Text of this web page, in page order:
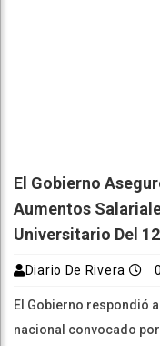
El Gobierno
Aumentos
Universitario Del
Diario De Rivera
El Gobierno respondió
nacional convocado